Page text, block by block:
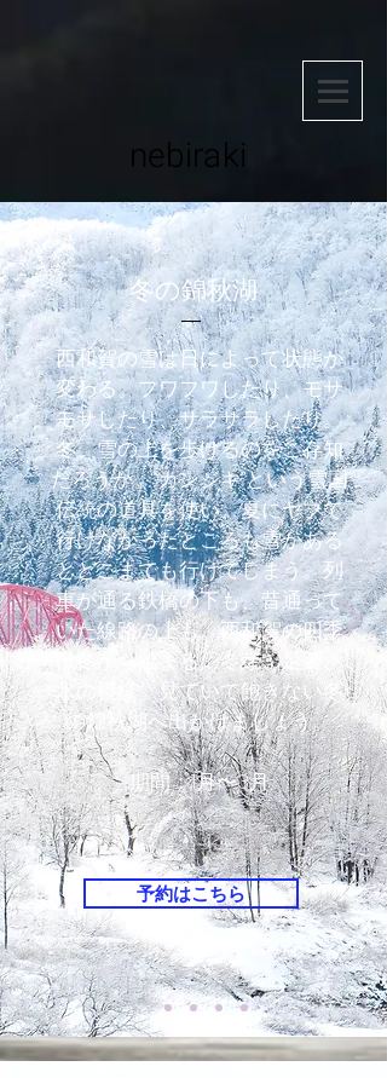
nebiraki
冬の錦秋湖
西和賀の雪は日によって状態が
変わる。フワフワしたり、モサ
モサしたり、サラサラしたり。​
冬、雪の上を歩けるのをご存知
だろうか。“カンジキ”という雪国
伝統の道具を使い、夏にヤブで
行けなかったところも雪がある
とどこまでも行けてしまう。列
車が通る鉄橋の下も、昔通って
いた線路の上も。西和賀の四季
は冬から始まる。冬芽、足跡、
氷の模様。見ていて飽きない冬
の錦秋湖へ出かけましょう。
​期間：1月〜3月
予約はこちら